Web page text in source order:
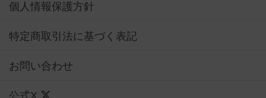
個人情報保護方針
特定商取引法に基づく表記
お問い合わせ